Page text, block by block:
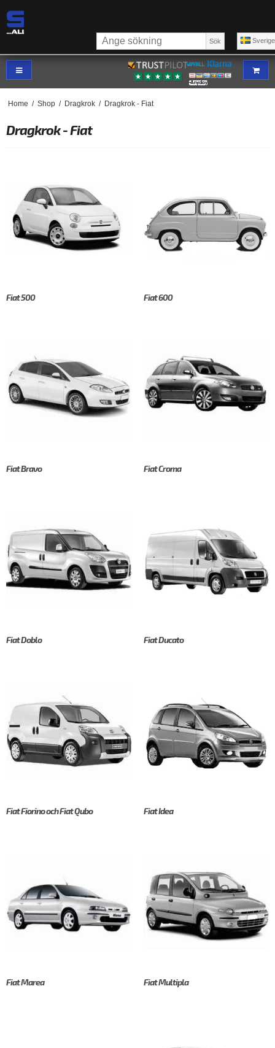
Sverige
Sök
Home / Shop / Dragkrok / Dragkrok - Fiat
Dragkrok - Fiat
Fiat 500 Fiat 600
Fiat Bravo Fiat Croma
Fiat Doblo Fiat Ducato
Fiat Fiorino och Fiat Qubo Fiat Idea
Fiat Marea Fiat Multipla